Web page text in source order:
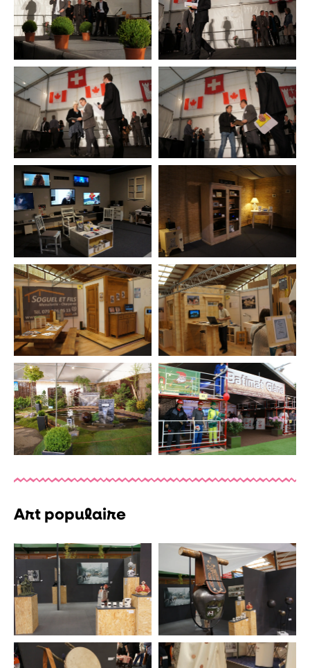
Art populaire